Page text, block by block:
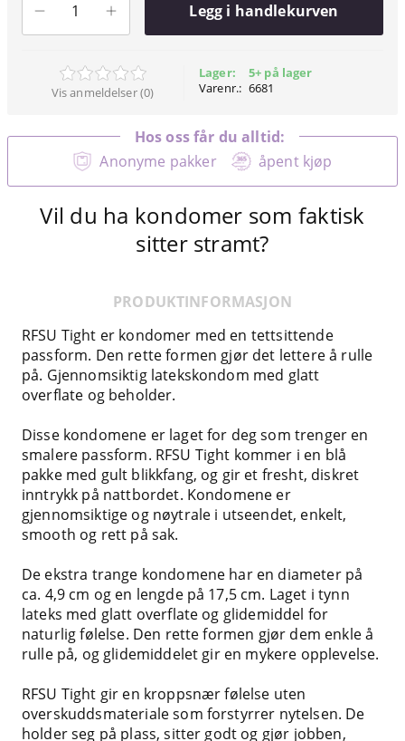
Legg i handlekurven
Vis anmeldelser (0)
Lager:
Varenr.:
5+ på lager
6681
Anonyme pakker åpent kjøp
Hos oss får du alltid:
Vil du ha kondomer som faktisk
sitter stramt?
PRODUKTINFORMASJON
RFSU Tight er kondomer med en tettsittende
passform. Den rette formen gjør det lettere å rulle
på. Gjennomsiktig latekskondom med glatt
overflate og beholder.
Disse kondomene er laget for deg som trenger en
smalere passform. RFSU Tight kommer i en blå
pakke med gult blikkfang, og gir et fresht, diskret
inntrykk på nattbordet. Kondomene er
gjennomsiktige og nøytrale i utseendet, enkelt,
smooth og rett på sak.
De ekstra trange kondomene har en diameter på
ca. 4,9 cm og en lengde på 17,5 cm. Laget i tynn
lateks med glatt overflate og glidemiddel for
naturlig følelse. Den rette formen gjør dem enkle å
rulle på, og glidemiddelet gir en mykere opplevelse.
RFSU Tight gir en kroppsnær følelse uten
overskuddsmateriale som forstyrrer nytelsen. De
holder seg på plass, sitter godt og gjør jobben,